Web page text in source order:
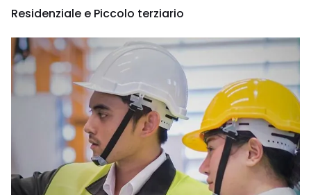
Residenziale e Piccolo terziario